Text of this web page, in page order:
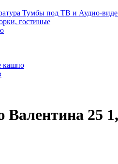
Тумбы под ТВ и Аудио-
гостиные
кашпо
Валентина 25